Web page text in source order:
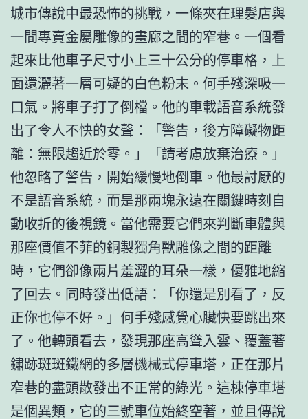
城市傳說中最恐怖的挑戰，一條夾在理髮店與
一間專賣金屬雕像的畫廊之間的窄巷。一個看
起來比他車子尺寸小上三十公分的停車格，上
面還灑著一層可疑的白色粉末。何手殘深吸一
口氣。將車子打了倒檔。他的車載語音系統發
出了令人不快的女聲：「警告，後方障礙物距
離：無限趨近於零。」「請考慮放棄治療。」
他忽略了警告，開始緩慢地倒車。他最討厭的
不是語音系統，而是那兩塊永遠在關鍵時刻自
動收折的後視鏡。當他需要它們來判斷車體與
那座價值不菲的銅製獨角獸雕像之間的距離
時，它們卻像兩片羞澀的耳朵一樣，優雅地縮
了回去。同時發出低語：「你還是別看了，反
正你也停不好。」何手殘感覺心臟快要跳出來
了。他轉頭看去，發現那座高聳入雲、覆蓋著
鏽跡斑斑鐵網的多層機械式停車塔，正在那片
窄巷的盡頭散發出不正常的綠光。這棟停車塔
是個異類，它的三號車位始終空著，並且傳說